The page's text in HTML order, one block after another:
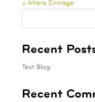
« Ältere Einträge
Recent
Test Blog
Recent